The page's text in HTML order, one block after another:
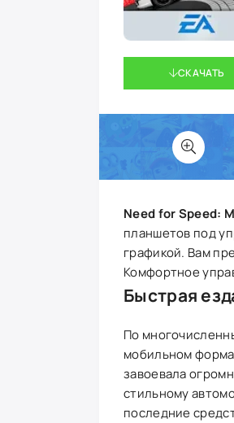
СКАЧАТЬ
Need for Speed:
планшетов под
графикой. Вам
Комфортное
Быстрая
По
мобильном
завоевала
стильному
последние